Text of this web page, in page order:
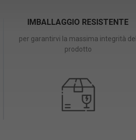
IMBALLAGGIO RESISTENTE
per garantirvi la massima integrità del
prodotto